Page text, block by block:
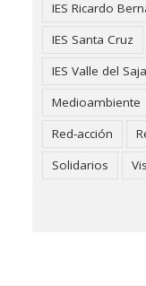
IES Ricardo
IES Santa Cruz
IES Valle del Saja
Medioambiente
Red-acción
Solidarios